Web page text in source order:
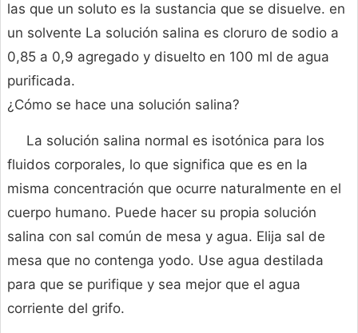
las que un soluto es la sustancia que se disuelve. en
un solvente La solución salina es cloruro de sodio a
0,85 a 0,9 agregado y disuelto en 100 ml de agua
purificada.
¿Cómo se hace una solución salina?
La solución salina normal es isotónica para los
fluidos corporales, lo que significa que es en la
misma concentración que ocurre naturalmente en el
cuerpo humano. Puede hacer su propia solución
salina con sal común de mesa y agua. Elija sal de
mesa que no contenga yodo. Use agua destilada
para que se purifique y sea mejor que el agua
corriente del grifo.